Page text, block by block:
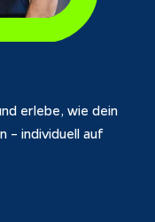
erlebe, wie dein
– individuell auf